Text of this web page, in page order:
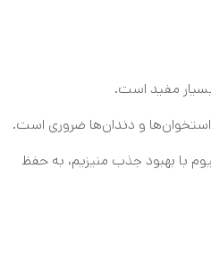
مفید است.
و دندان‌ها ضروری است.
با بهبود جذب منیزیم، به حفظ